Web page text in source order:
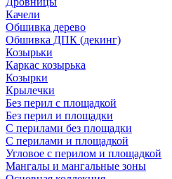
Качели
Обшивка дерево
Обшивка ДПК (декинг)
Козырьки
Каркас козырька
Козырки
Крылечки
Без перил с площадкой
Без перил и площадки
С перилами без площадки
С перилами и площадкой
Угловое с перилом и площадкой
Мангалы и мангальные зоны